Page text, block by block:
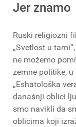
Jer znamo
Ruski religiozni
„Svetlost u
ne možemo
zemne politike,
„Eshatološka
današnji oblici
smo navikli da
oblicima koji